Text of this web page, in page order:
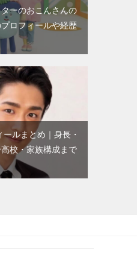
ーのおこんさんの
ロフィールや経歴
ルまとめ｜身長・
校・家族構成まで